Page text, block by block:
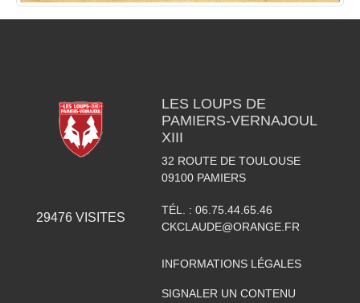
29476VISITES
LES LOUPS DE
PAMIERS-VERNAJOUL
XIII
32 ROUTE DE TOULOUSE
09100 PAMIERS
TÉL. : 06.75.44.65.46
CKCLAUDE@ORANGE.FR
INFORMATIONS LÉGALES
SIGNALER UN CONTENU